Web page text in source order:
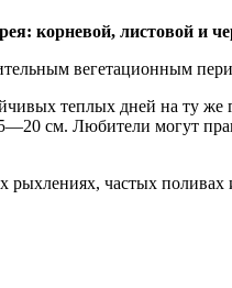
корневой, листовой и
вегетационным
теплых дней на ту же
см. Любители могут
рыхлениях, частых